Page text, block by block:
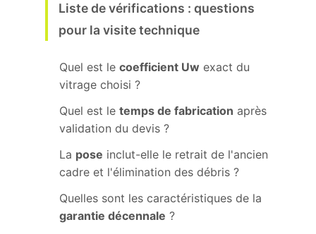
Liste de vérifications : questions
pour la visite technique
Quel est le coefficient Uw exact du
vitrage choisi ?
Quel est le temps de fabrication après
validation du devis ?
La pose inclut-elle le retrait de l'ancien
cadre et l'élimination des débris ?
Quelles sont les caractéristiques de la
garantie décennale ?